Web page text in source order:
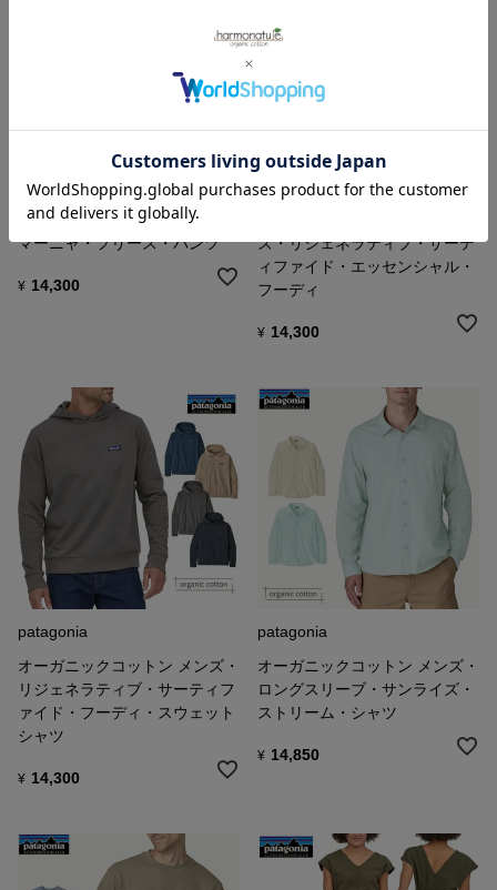
patagonia
オーガニックコットン メンズ・
マーニャ・フリース・パンツ
¥ 14,300
patagonia
ズ・リジェネラティブ・サーテ
ィファイド・エッセンシャル・
フーディ
¥ 14,300
patagonia
オーガニックコットン メンズ・
リジェネラティブ・サーティフ
ァイド・フーディ・スウェット
シャツ
¥ 14,300
patagonia
オーガニックコットン メンズ・
ロングスリーブ・サンライズ・
ストリーム・シャツ
¥ 14,850